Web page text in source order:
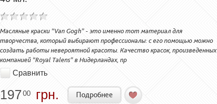
Масляные краски “Van Gogh” - это именно тот материал для
творчества, который выбирают профессионалы: с его помощью можно
создать работы невероятной красоты. Качество красок, произведенных
компанией “Royal Talens” в Нидерландах, пр
Сравнить
19700 грн. Подробнее